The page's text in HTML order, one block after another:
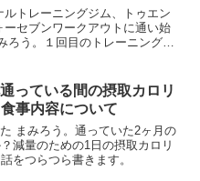
ルトレーニングジム、トゥエン
ーセブンワークアウトに通い始
ろう。１回目のトレーニングの
っている間の摂取カロリ
事内容について
まみろう。通っていた2ヶ月の
減量のための1日の摂取カロリ
をつらつら書きます。